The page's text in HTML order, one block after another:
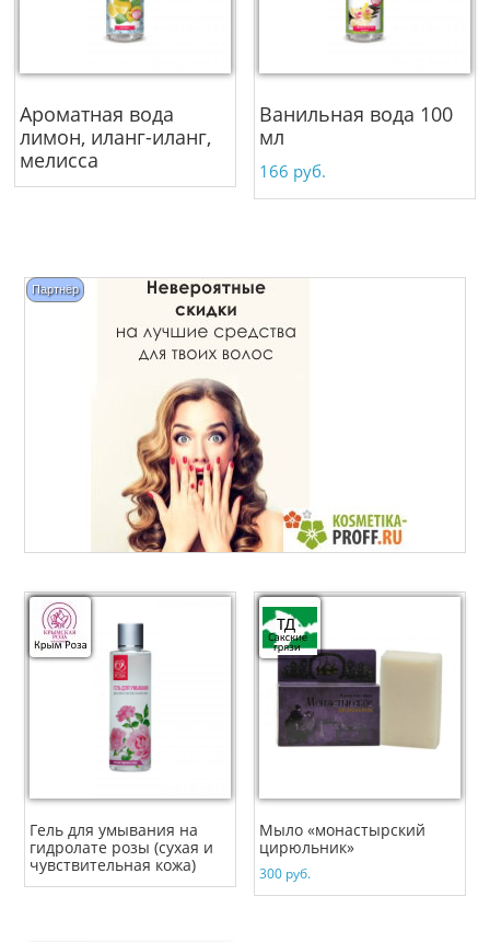
Ароматная вода
лимон, иланг-иланг,
мелисса
Ванильная вода 100
мл
166 руб.
Партнёр
Гель для умывания на
гидролате розы (сухая и
чувствительная кожа)
Мыло «монастырский
цирюльник»
300 руб.